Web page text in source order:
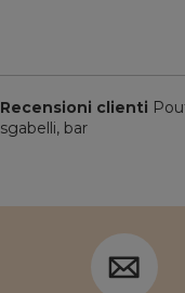
Recensioni clienti
sgabelli, bar